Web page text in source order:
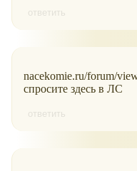
ответить
nacekomie.ru/forum/
спросите здесь в ЛС
ответить